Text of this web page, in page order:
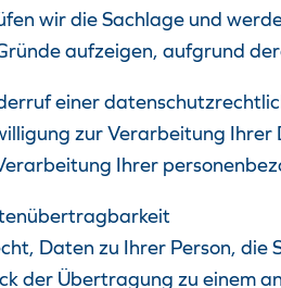
wir die Sachlage und
aufzeigen, aufgrund
einer
zur Verarbeitung
Ihrer
Daten zu Ihrer Person,
der Übertragung zu einem